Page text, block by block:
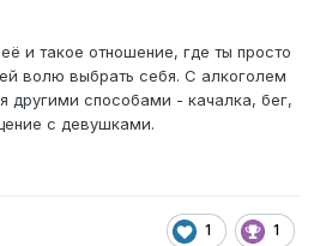
и такое отношение, где ты просто
волю выбрать себя. С алкоголем
другими способами - качалка, бег,
с девушками.
1 1